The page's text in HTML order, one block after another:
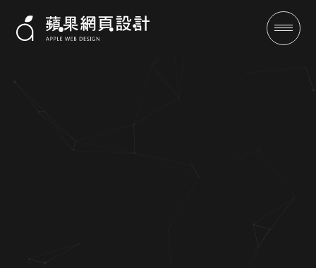
台南順發搬家-蘋果網頁設計-客
製化設計-SEO優化保證有訂單